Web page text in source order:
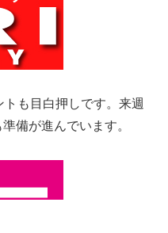
も目白押しです。来週
備が進んでいます。